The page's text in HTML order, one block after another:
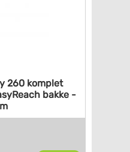
260 komplet
bakke-